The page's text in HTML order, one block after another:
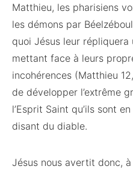
Matthieu, les pharisiens
les démons par
quoi Jésus leur
mettant face à leurs
incohérences (Matthieu
de développer l’extrême
l’Esprit Saint qu’ils sont
disant du diable.
Jésus nous avertit donc,